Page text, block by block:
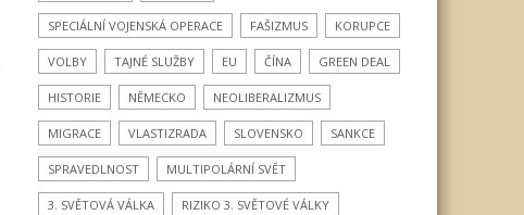
SPECIÁLNÍ VOJENSKÁ OPERACE FAŠIZMUS KORUPCE
VOLBY TAJNÉ SLUŽBY EU ČÍNA GREEN DEAL
HISTORIE NĚMECKO NEOLIBERALIZMUS
MIGRACE VLASTIZRADA SLOVENSKO SANKCE
SPRAVEDLNOST MULTIPOLÁRNÍ SVĚT
3. SVĚTOVÁ VÁLKA RIZIKO 3. SVĚTOVÉ VÁLKY